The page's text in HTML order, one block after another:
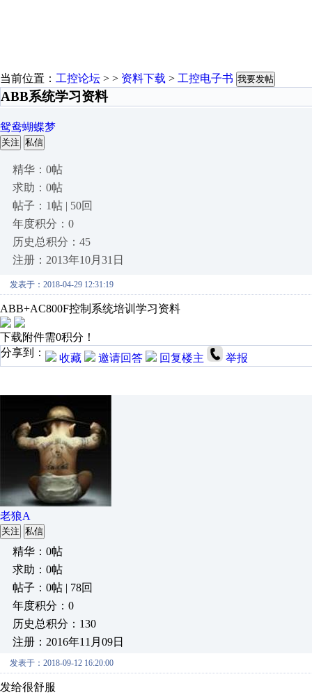
当前位置： 工控论坛 > > 资料下载 > 工控电子书 我要发帖
ABB系统学习资料
鸳鸯蝴蝶梦
关注 私信
精华：0帖
求助：0帖
帖子：1帖 | 50回
年度积分：0
历史总积分：45
注册：2013年10月31日
发表于：2018-04-29 12:31:19
ABB+AC800F控制系统培训学习资料
下载附件需0积分！
分享到：
收藏 邀请回答 回复楼主 举报
老狼A
关注 私信
精华：0帖
求助：0帖
帖子：0帖 | 78回
年度积分：0
历史总积分：130
注册：2016年11月09日
发表于：2018-09-12 16:20:00
发给很舒服